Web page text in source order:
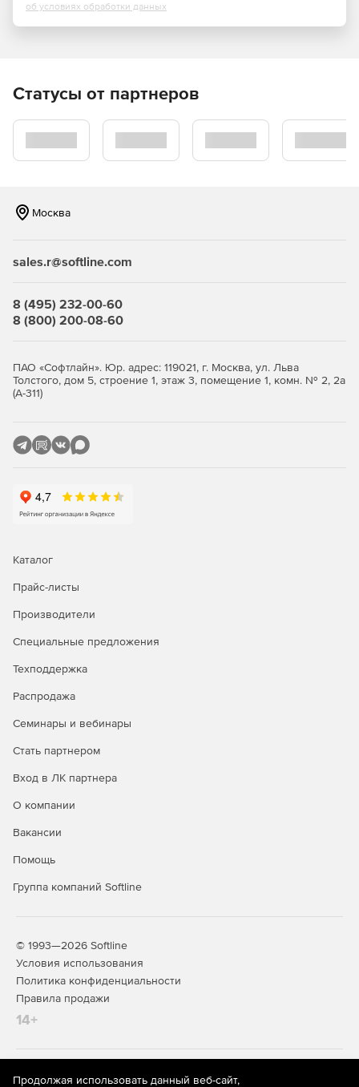
об условиях обработки данных
Статусы от партнеров
Москва
sales.r@softline.com
8 (495) 232-00-60
8 (800) 200-08-60
ПАО «Софтлайн». Юр. адрес: 119021, г. Москва, ул. Льва
Толстого, дом 5, строение 1, этаж 3, помещение 1, комн. № 2, 2а
(А-311)
Каталог
Прайс-листы
Производители
Специальные предложения
Техподдержка
Распродажа
Семинары и вебинары
Стать партнером
Вход в ЛК партнера
О компании
Вакансии
Помощь
Группа компаний Softline
© 1993—2026 Softline
Условия использования
Политика конфиденциальности
Правила продажи
14+
На информационном ресурсе store.softline.ru применяются
Продолжая использовать данный веб-сайт,